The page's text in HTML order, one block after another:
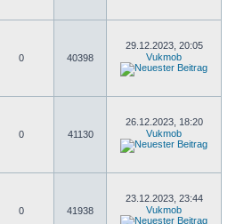
0 40398
29.12.2023, 20:05
Vukmob
0 41130
26.12.2023, 18:20
Vukmob
0 41938
23.12.2023, 23:44
Vukmob